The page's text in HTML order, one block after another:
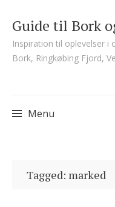
Guide til Bork
Inspiration til oplevelser i
Bork, Ringkøbing Fjord,
Menu
to
Tagged: marked